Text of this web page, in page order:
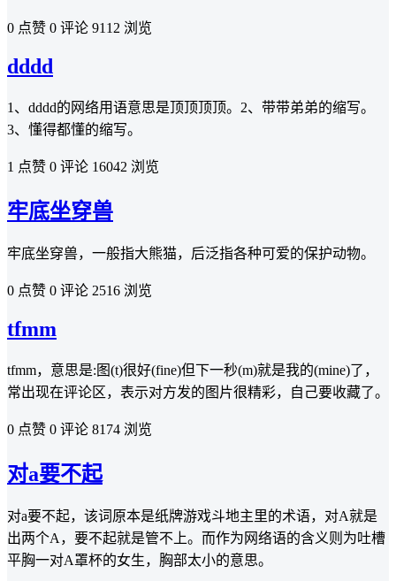
0 点赞 0 评论 9112 浏览
dddd
1、dddd的网络用语意思是顶顶顶顶。2、带带弟弟的缩写。
3、懂得都懂的缩写。‌‌‌‌‌
1 点赞 0 评论 16042 浏览
牢底坐穿兽
牢底坐穿兽，一般指大熊猫，后泛指各种可爱的保护动物。
0 点赞 0 评论 2516 浏览
tfmm
tfmm，意思是:图(t)很好(fine)但下一秒(m)就是我的(mine)了，
常出现在评论区，表示对方发的图片很精彩，自己要收藏了。
0 点赞 0 评论 8174 浏览
对a要不起
对a要不起，该词原本是纸牌游戏斗地主里的术语，对A就是
出两个A，要不起就是管不上。而作为网络语的含义则为吐槽
平胸一对A罩杯的女生，胸部太小的意思。